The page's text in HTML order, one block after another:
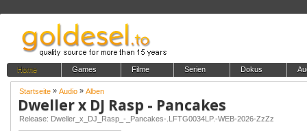
Home Games Filme Serien Dokus
Startseite » Audio » Alben
Dweller x DJ Rasp - Pancakes
Release: Dweller_x_DJ_Rasp_-_Pancakes-.LFTG0034LP.-WEB-2026-ZzZz